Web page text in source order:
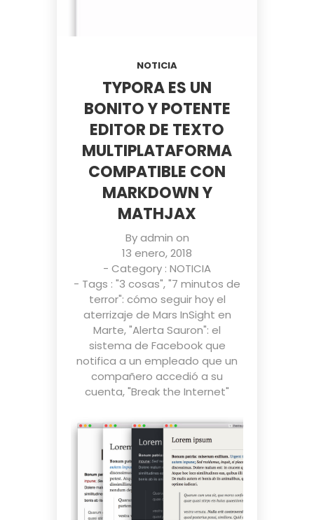
NOTICIA
TYPORA ES UN
BONITO Y POTENTE
EDITOR DE TEXTO
MULTIPLATAFORMA
COMPATIBLE CON
MARKDOWN Y
MATHJAX
Byadmin on
13 enero, 2018
- Category : NOTICIA
- Tags : "3 cosas","7 minutos de
terror": cómo seguir hoy el
aterrizaje de Mars InSight en
Marte,"Alerta Sauron": el
sistema de Facebook que
notifica a un empleado que un
compañero accedió a su
cuenta,"Break the Internet"